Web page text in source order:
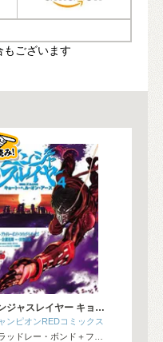
ございます
ジャスレイヤー キョ…
ンピオンREDコミックス
ッドレー・ボンド＋フ…